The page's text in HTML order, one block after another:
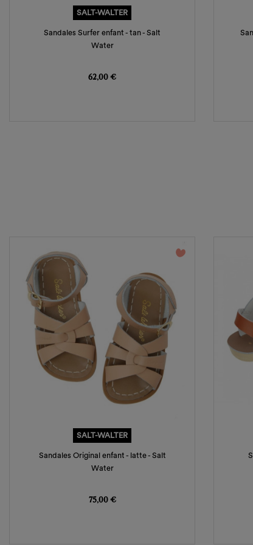
SALT-WALTER
Sandales Surfer enfant - tan - Salt
Water
62,00 €
favorite_border
SALT-WALTER
Sandales Original enfant - latte - Salt
Water
75,00 €